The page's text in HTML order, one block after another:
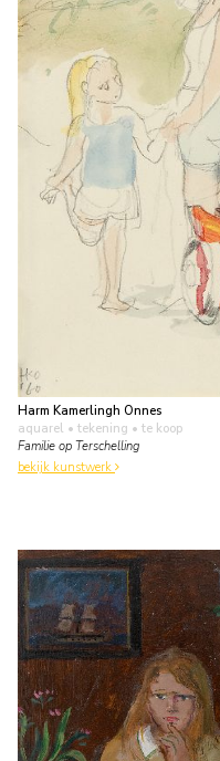
Harm Kamerlingh Onnes
aquarel • tekening • te koop
Familie op Terschelling
bekijk kunstwerk